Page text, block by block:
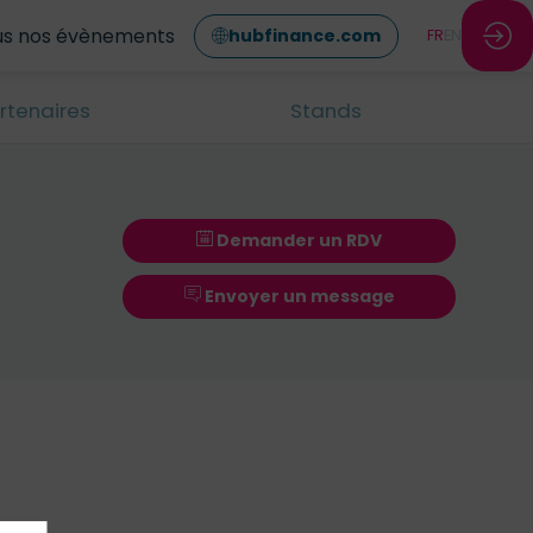
nos évènements hubfinance.com FR
Stands
Demander un RDV
Envoyer un message